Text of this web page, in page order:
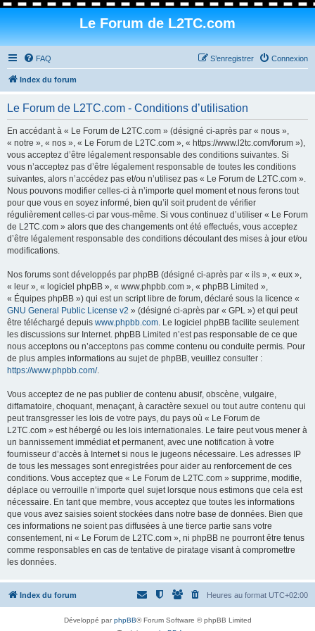
Le Forum de L2TC.com
FAQ Connexion
S’enregistrer
Index du forum
Le Forum de L2TC.com - Conditions d’utilisation
En accédant à « Le Forum de L2TC.com » (désigné ci-après par « nous »,
« notre », « nos », « Le Forum de L2TC.com », « https://www.l2tc.com/forum »),
vous acceptez d’être légalement responsable des conditions suivantes. Si
vous n’acceptez pas d’être légalement responsable de toutes les conditions
suivantes, alors n’accédez pas et/ou n’utilisez pas « Le Forum de L2TC.com ».
Nous pouvons modifier celles-ci à n’importe quel moment et nous ferons tout
pour que vous en soyez informé, bien qu’il soit prudent de vérifier
régulièrement celles-ci par vous-même. Si vous continuez d’utiliser « Le Forum
de L2TC.com » alors que des changements ont été effectués, vous acceptez
d’être légalement responsable des conditions découlant des mises à jour et/ou
modifications.
Nos forums sont développés par phpBB (désigné ci-après par « ils », « eux »,
« leur », « logiciel phpBB », « www.phpbb.com », « phpBB Limited »,
« Équipes phpBB ») qui est un script libre de forum, déclaré sous la licence «
GNU General Public License v2 » (désigné ci-après par « GPL ») et qui peut
être téléchargé depuis www.phpbb.com. Le logiciel phpBB facilite seulement
les discussions sur Internet. phpBB Limited n’est pas responsable de ce que
nous acceptons ou n’acceptons pas comme contenu ou conduite permis. Pour
de plus amples informations au sujet de phpBB, veuillez consulter :
https://www.phpbb.com/.
Vous acceptez de ne pas publier de contenu abusif, obscène, vulgaire,
diffamatoire, choquant, menaçant, à caractère sexuel ou tout autre contenu qui
peut transgresser les lois de votre pays, du pays où « Le Forum de
L2TC.com » est hébergé ou les lois internationales. Le faire peut vous mener à
un bannissement immédiat et permanent, avec une notification à votre
fournisseur d’accès à Internet si nous le jugeons nécessaire. Les adresses IP
de tous les messages sont enregistrées pour aider au renforcement de ces
conditions. Vous acceptez que « Le Forum de L2TC.com » supprime, modifie,
déplace ou verrouille n’importe quel sujet lorsque nous estimons que cela est
nécessaire. En tant que membre, vous acceptez que toutes les informations
que vous avez saisies soient stockées dans notre base de données. Bien que
ces informations ne soient pas diffusées à une tierce partie sans votre
consentement, ni « Le Forum de L2TC.com », ni phpBB ne pourront être tenus
comme responsables en cas de tentative de piratage visant à compromettre
les données.
Index du forum Heures au format UTC+02:00
Développé parphpBB® Forum Software © phpBB Limited